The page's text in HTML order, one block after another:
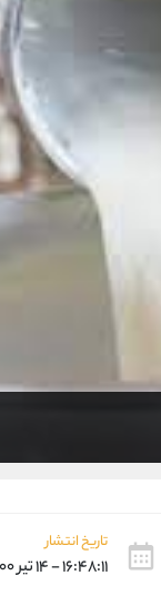
تاریخ انتشار
۱۶:۴۸:۱۱ - ۱۴ تیر ۱۴۰۰